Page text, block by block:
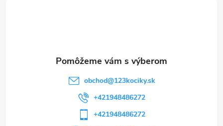
obchod@123kociky.sk
+421948486272
+421948486272